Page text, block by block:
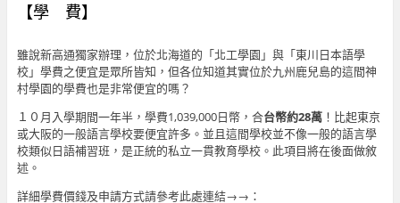
【學 費】
雖說新高通獨家辦理，位於北海道的「北工學園」與「東川日本語學
校」學費之便宜是眾所皆知，但各位知道其實位於九州鹿兒島的這間神
村學園的學費也是非常便宜的嗎？
１０月入學期間一年半，學費1,039,000日幣，合台幣約28萬！比起東京
或大阪的一般語言學校要便宜許多。並且這間學校並不像一般的語言學
校類似日語補習班，是正統的私立一貫教育學校。此項目將在後面做敘
述。
詳細學費價錢及申請方式請參考此處連結→→：